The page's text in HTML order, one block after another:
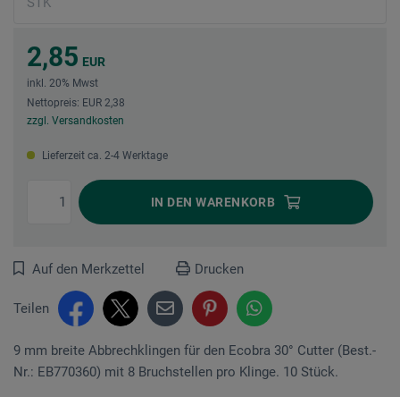
2,85 EUR
inkl. 20% Mwst
Nettopreis: EUR 2,38
zzgl. Versandkosten
Lieferzeit ca. 2-4 Werktage
IN DEN WARENKORB
Auf den Merkzettel Drucken
Teilen
9 mm breite Abbrechklingen für den Ecobra 30° Cutter (Best.-
Nr.: EB770360) mit 8 Bruchstellen pro Klinge. 10 Stück.